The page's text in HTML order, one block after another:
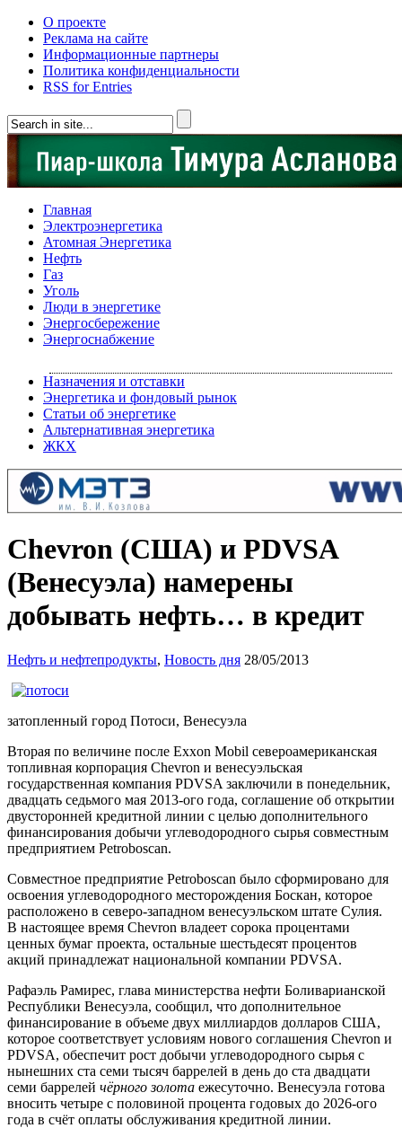
О проекте
Реклама на сайте
Информационные партнеры
Политика конфиденциальности
RSS for Entries
Главная
Электроэнергетика
Атомная Энергетика
Нефть
Газ
Уголь
Люди в энергетике
Энергосбережение
Энергоснабжение
Назначения и отставки
Энергетика и фондовый рынок
Статьи об энергетике
Альтернативная энергетика
ЖКХ
Chevron (США) и PDVSA
(Венесуэла) намерены
добывать нефть… в кредит
Нефть и нефтепродукты, Новость дня 28/05/2013
затопленный город Потоси, Венесуэла
Вторая по величине после Exxon Mobil североамериканская
топливная корпорация Chevron и венесуэльская
государственная компания PDVSA заключили в понедельник,
двадцать седьмого мая 2013-ого года, соглашение об открытии
двусторонней кредитной линии с целью дополнительного
финансирования добычи углеводородного сырья совместным
предприятием Petroboscan.
Совместное предприятие Petroboscan было сформировано для
освоения углеводородного месторождения Боскан, которое
расположено в северо-западном венесуэльском штате Сулия.
В настоящее время Chevron владеет сорока процентами
ценных бумаг проекта, остальные шестьдесят процентов
акций принадлежат национальной компании PDVSA.
Рафаэль Рамирес, глава министерства нефти Боливарианской
Республики Венесуэла, сообщил, что дополнительное
финансирование в объеме двух миллиардов долларов США,
которое соответствует условиям нового соглашения Chevron и
PDVSA, обеспечит рост добычи углеводородного сырья с
нынешних ста семи тысяч баррелей в день до ста двадцати
семи баррелей чёрного золота ежесуточно. Венесуэла готова
вносить четыре с половиной процента годовых до 2026-ого
года в счёт оплаты обслуживания кредитной линии.